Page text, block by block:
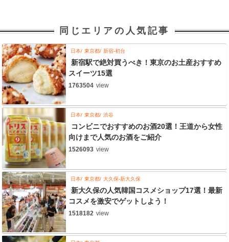
同じエリアの人気記事
日本 東京都 新宿-初台
新宿駅で絶対買うべき！東京のお土産おすすめ
スイーツ15選
1763504 view
日本 東京都 渋谷
コンビニでおすすめのお酒20選！王道から女性
向けまで人気のお酒をご紹介
1526093 view
日本 東京都 大久保-新大久保
新大久保の人気韓国コスメショップ17選！最新
コスメを激安でゲットしよう！
1518182 view